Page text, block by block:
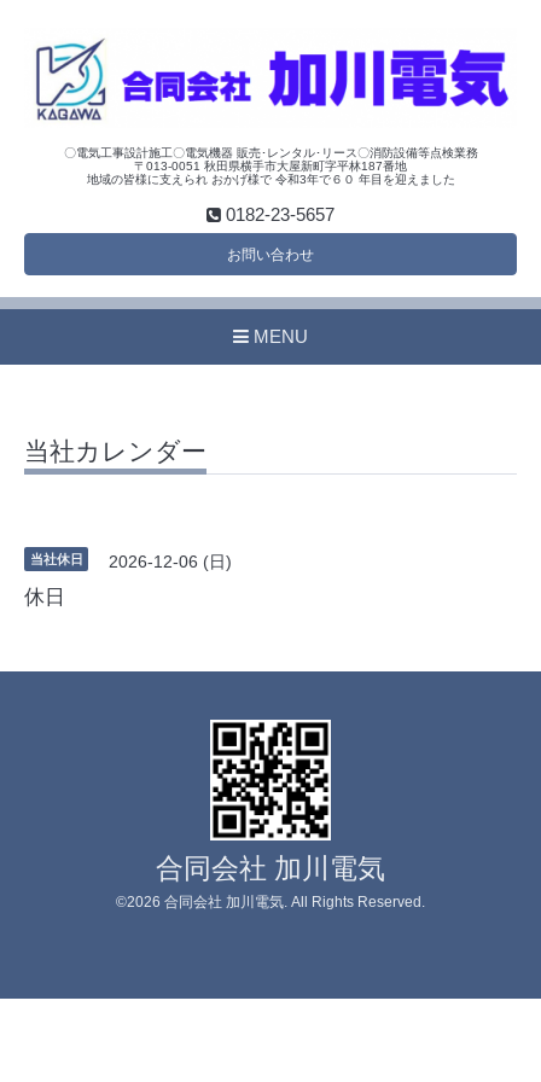
〇電気工事設計施工〇電気機器 販売･レンタル･リース〇消防設備等点検業務
〒013-0051 秋田県横手市大屋新町字平林187番地
地域の皆様に支えられ おかげ様で 令和3年で６０ 年目を迎えました
0182-23-5657
お問い合わせ
MENU
当社カレンダー
当社休日 2026-12-06 (日)
休日
合同会社 加川電気
©2026 合同会社 加川電気 . All Rights Reserved.